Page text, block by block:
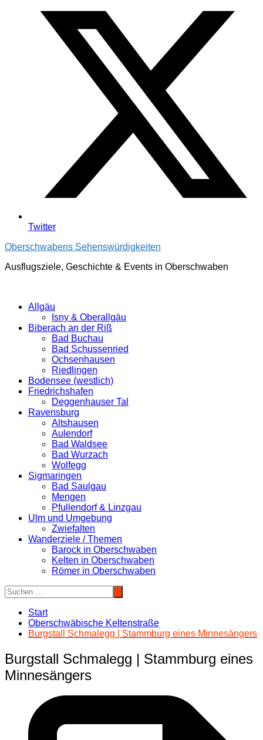
Twitter
Oberschwabens Sehenswürdigkeiten
Ausflugsziele, Geschichte & Events in Oberschwaben
Allgäu
Isny & Oberallgäu
Biberach an der Riß
Bad Buchau
Bad Schussenried
Ochsenhausen
Riedlingen
Bodensee (westlich)
Friedrichshafen
Deggenhauser Tal
Ravensburg
Altshausen
Aulendorf
Bad Waldsee
Bad Wurzach
Wolfegg
Sigmaringen
Bad Saulgau
Mengen
Pfullendorf & Linzgau
Ulm und Umgebung
Zwiefalten
Wanderziele / Themen
Barock in Oberschwaben
Kelten in Oberschwaben
Römer in Oberschwaben
Start
Oberschwäbische Keltenstraße
Burgstall Schmalegg | Stammburg eines Minnesängers
Burgstall Schmalegg | Stammburg eines
Minnesängers